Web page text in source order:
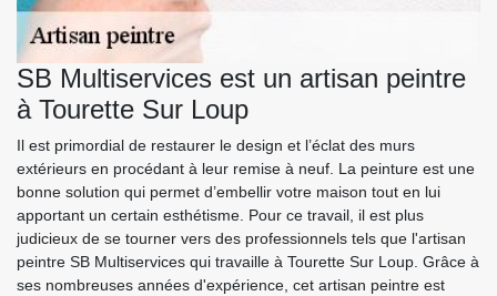
SB Multiservices est un artisan peintre
à Tourette Sur Loup
Il est primordial de restaurer le design et l’éclat des murs
extérieurs en procédant à leur remise à neuf. La peinture est une
bonne solution qui permet d’embellir votre maison tout en lui
apportant un certain esthétisme. Pour ce travail, il est plus
judicieux de se tourner vers des professionnels tels que l'artisan
peintre SB Multiservices qui travaille à Tourette Sur Loup. Grâce à
ses nombreuses années d'expérience, cet artisan peintre est